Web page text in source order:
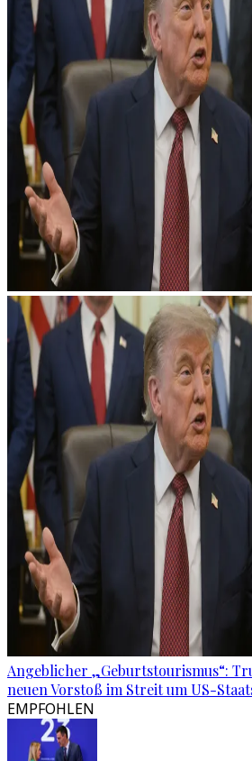
Angeblicher „Geburtstourismus“:
neuen Vorstoß im Streit um US-
EMPFOHLEN